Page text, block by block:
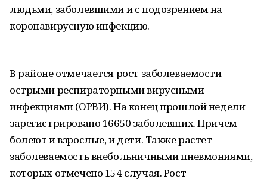
людьми, заболевшими и с подозрением на
коронавирусную инфекцию.
В районе отмечается рост заболеваемости
острыми респираторными вирусными
инфекциями (ОРВИ). На конец прошлой недели
зарегистрировано 16650 заболевших. Причем
болеют и взрослые, и дети. Также растет
заболеваемость внебольничными пневмониями,
которых отмечено 154 случая. Рост